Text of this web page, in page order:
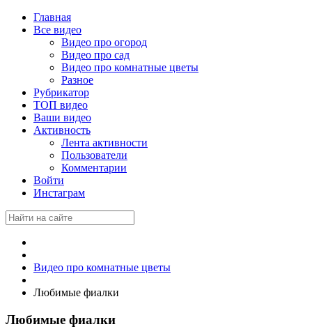
Главная
Все видео
Видео про огород
Видео про сад
Видео про комнатные цветы
Разное
Рубрикатор
ТОП видео
Ваши видео
Активность
Лента активности
Пользователи
Комментарии
Войти
Инстаграм
Видео про комнатные цветы
Любимые фиалки
Любимые фиалки